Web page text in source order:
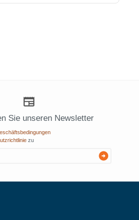
Sie unseren Newsletter
zu